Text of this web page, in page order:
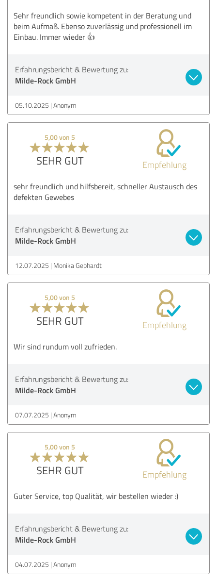
Sehr freundlich sowie kompetent in der Beratung und
beim Aufmaß. Ebenso zuverlässig und professionell im
Einbau. Immer wieder 👍
Erfahrungsbericht & Bewertung zu:
Milde-Rock GmbH
05.10.2025 Anonym
5,00 von 5
SEHR GUT Empfehlung
sehr freundlich und hilfsbereit, schneller Austausch des
defekten Gewebes
Erfahrungsbericht & Bewertung zu:
Milde-Rock GmbH
12.07.2025 Monika Gebhardt
5,00 von 5
SEHR GUT Empfehlung
Wir sind rundum voll zufrieden.
Erfahrungsbericht & Bewertung zu:
Milde-Rock GmbH
07.07.2025 Anonym
5,00 von 5
SEHR GUT Empfehlung
Guter Service, top Qualität, wir bestellen wieder :)
Erfahrungsbericht & Bewertung zu:
Milde-Rock GmbH
04.07.2025 Anonym